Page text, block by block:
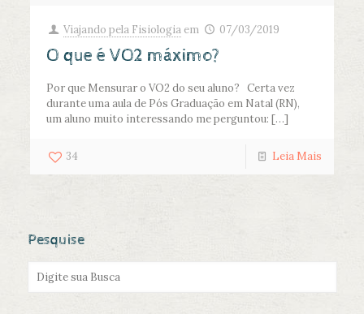
Viajando pela Fisiologia em 07/03/2019
O que é VO2 máximo?
Por que Mensurar o VO2 do seu aluno? Certa vez
durante uma aula de Pós Graduação em Natal (RN),
um aluno muito interessando me perguntou: […]
34 Leia Mais
Pesquise